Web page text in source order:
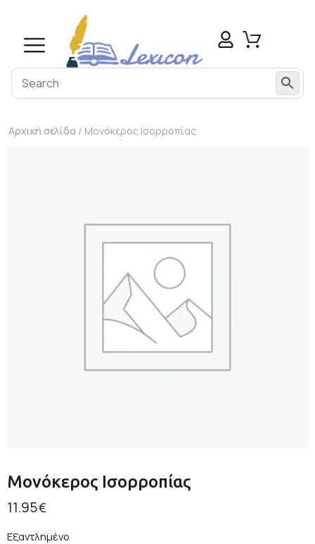
Αρχική σελίδα / Μονόκερος Ισορροπίας
Μονόκερος Ισορροπίας
11.95€
Εξαντλημένο